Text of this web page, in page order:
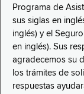
Programa de
sus siglas en
inglés) y el
en inglés). Sus
agradecemos su
los trámites de
respuestas